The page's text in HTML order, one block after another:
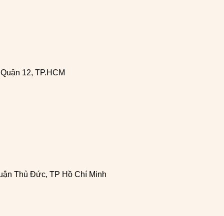
12, TP.HCM
Thủ Đức, TP Hồ Chí Minh